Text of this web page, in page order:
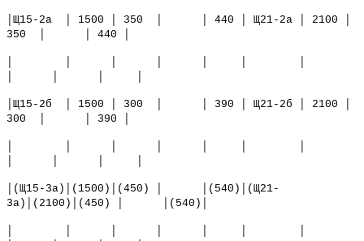
│Щ15-2а │ 1500 │ 350 │ │ 440 │ Щ21-2а │ 2100 │
350 │ │ 440 │
│Щ15-2б │ 1500 │ 300 │ │ 390 │ Щ21-2б │ 2100 │
300 │ │ 390 │
│(Щ15-3а)│(1500)│(450) │ │(540)│(Щ21-
3а)│(2100)│(450) │ │(540)│